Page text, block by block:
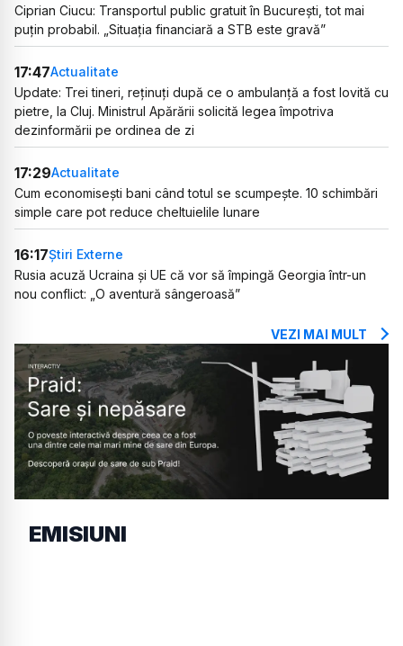
Ciprian Ciucu: Transportul public gratuit în București, tot mai
puțin probabil. „Situația financiară a STB este gravă”
17:47Actualitate
Update: Trei tineri, reținuți după ce o ambulanță a fost lovită cu
pietre, la Cluj. Ministrul Apărării solicită legea împotriva
dezinformării pe ordinea de zi
17:29Actualitate
Cum economisești bani când totul se scumpește. 10 schimbări
simple care pot reduce cheltuielile lunare
16:17Știri Externe
Rusia acuză Ucraina și UE că vor să împingă Georgia într-un
nou conflict: „O aventură sângeroasă”
VEZI MAI MULT
EMISIUNI